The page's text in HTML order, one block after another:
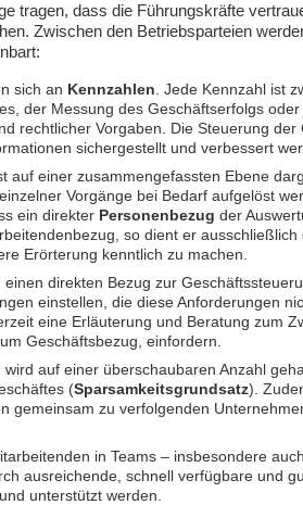
tragen, dass die Führungskräfte
Zwischen den Betriebsparteien
sich an Kennzahlen . Jede Kennzahl ist
der Messung des Geschäftserfolgs
rechtlicher Vorgaben. Die Steuerung
sichergestellt und verbessert
auf einer zusammengefassten Ebene
Vorgänge bei Bedarf aufgelöst
ein direkter Personenbezug der
so dient er ausschließlich
Erörterung kenntlich zu machen.
einen direkten Bezug zur
einstellen, die diese Anforderungen
eine Erläuterung und Beratung zum
Geschäftsbezug, einfordern.
auf einer überschaubaren Anzahl
(Sparsamkeitsgrundsatz).
gemeinsam zu verfolgenden
in Teams – insbesondere
ausreichende, schnell verfügbare und
unterstützt werden.